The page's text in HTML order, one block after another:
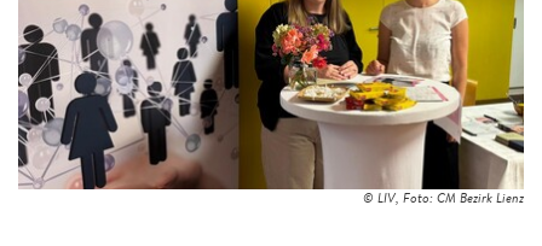
© LIV, Foto: CM Bezirk Lienz